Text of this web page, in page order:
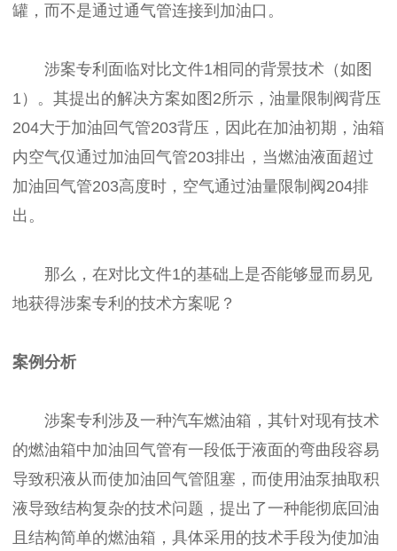
罐，而不是通过通气管连接到加油口。
涉案专利面临对比文件1相同的背景技术（如图
1）。其提出的解决方案如图2所示，油量限制阀背压
204大于加油回气管203背压，因此在加油初期，油箱
内空气仅通过加油回气管203排出，当燃油液面超过
加油回气管203高度时，空气通过油量限制阀204排
出。
那么，在对比文件1的基础上是否能够显而易见
地获得涉案专利的技术方案呢？
案例分析
涉案专利涉及一种汽车燃油箱，其针对现有技术
的燃油箱中加油回气管有一段低于液面的弯曲段容易
导致积液从而使加油回气管阻塞，而使用油泵抽取积
液导致结构复杂的技术问题，提出了一种能彻底回油
且结构简单的燃油箱，具体采用的技术手段为使加油